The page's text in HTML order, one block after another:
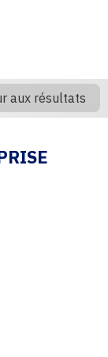
aux résultats